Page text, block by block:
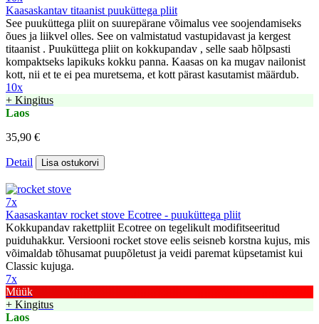
Kaasaskantav titaanist puuküttega pliit
See puuküttega pliit on suurepärane võimalus vee soojendamiseks
õues ja liikvel olles. See on valmistatud vastupidavast ja kergest
titaanist . Puuküttega pliit on kokkupandav , selle saab hõlpsasti
kompaktseks lapikuks kokku panna. Kaasas on ka mugav nailonist
kott, nii et te ei pea muretsema, et kott pärast kasutamist määrdub.
10x
+ Kingitus
Laos
35,90 €
Detail Lisa ostukorvi
7x
Kaasaskantav rocket stove Ecotree - puuküttega pliit
Kokkupandav rakettpliit Ecotree on tegelikult modifitseeritud
puiduhakkur. Versiooni rocket stove eelis seisneb korstna kujus, mis
võimaldab tõhusamat puupõletust ja veidi paremat küpsetamist kui
Classic kujuga.
7x
Müük
+ Kingitus
Laos